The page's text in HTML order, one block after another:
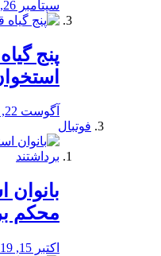
سپتامبر 26, 2019
پنج
آگوست 22, 2019
فوتبال
بانوان
محكم
اکتبر 15, 2019